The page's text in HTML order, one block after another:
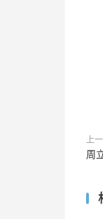
上
周